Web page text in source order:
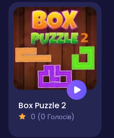
Box Puzzle 2
0 (0 Голосів)